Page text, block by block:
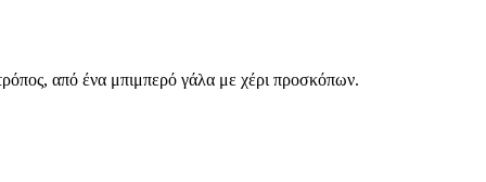
από ένα μπιμπερό γάλα με χέρι προσκόπων.